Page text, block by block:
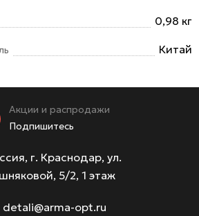
0,98 кг
Китай
Акции и распродажи
Подпишитесь
г. Краснодар, ул.
5/2, 1 этаж
detali@arma-opt.ru